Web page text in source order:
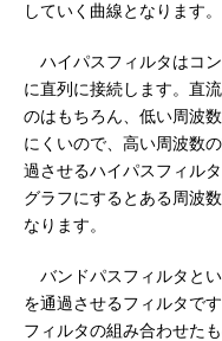
していく曲線となります。
ハイパスフィルタはコ
に直列に接続します。直
のはもちろん、低い周波
にくいので、高い周波数
過させるハイパスフィルタ
グラフにするとある周波
なります。
バンドパスフィルタとい
を通過させるフィルタで
フィルタの組み合わせた